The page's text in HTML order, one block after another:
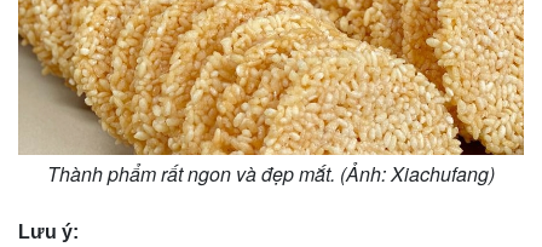
Thành phẩm rất ngon và đẹp mắt. (Ảnh: Xiachufang)
Lưu ý: